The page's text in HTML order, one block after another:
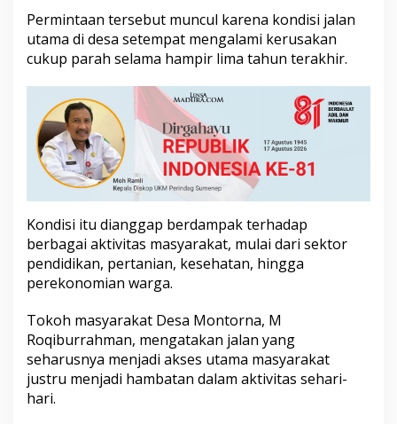
k
P
e
b
a
i
J
a
a
n
R
u
k
Permintaan tersebut muncul karena kondisi jalan
utama di desa setempat mengalami kerusakan
cukup parah selama hampir lima tahun terakhir.
Kondisi itu dianggap berdampak terhadap
berbagai aktivitas masyarakat, mulai dari sektor
pendidikan, pertanian, kesehatan, hingga
perekonomian warga.
Tokoh masyarakat Desa Montorna, M
Roqiburrahman, mengatakan jalan yang
seharusnya menjadi akses utama masyarakat
justru menjadi hambatan dalam aktivitas sehari-
hari.